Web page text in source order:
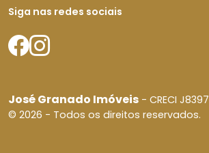
Siga nas redes sociais
José Granado Imóveis - CRECI J8397
© 2026 - Todos os direitos reservados.